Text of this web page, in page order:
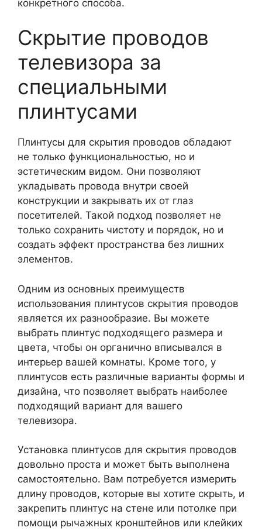
конкретного способа.
Скрытие проводов
телевизора за
специальными
плинтусами
Плинтусы для скрытия проводов обладают
не только функциональностью, но и
эстетическим видом. Они позволяют
укладывать провода внутри своей
конструкции и закрывать их от глаз
посетителей. Такой подход позволяет не
только сохранить чистоту и порядок, но и
создать эффект пространства без лишних
элементов.
Одним из основных преимуществ
использования плинтусов скрытия проводов
является их разнообразие. Вы можете
выбрать плинтус подходящего размера и
цвета, чтобы он органично вписывался в
интерьер вашей комнаты. Кроме того, у
плинтусов есть различные варианты формы и
дизайна, что позволяет выбрать наиболее
подходящий вариант для вашего
телевизора.
Установка плинтусов для скрытия проводов
довольно проста и может быть выполнена
самостоятельно. Вам потребуется измерить
длину проводов, которые вы хотите скрыть, и
закрепить плинтус на стене или потолке при
помощи рычажных кронштейнов или клейких